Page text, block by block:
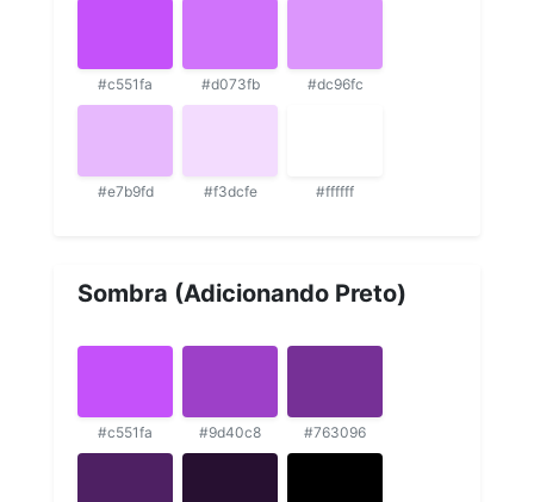
#c551fa #d073fb #dc96fc
#e7b9fd #f3dcfe #ffffff
Sombra (Adicionando Preto)
#c551fa #9d40c8 #763096